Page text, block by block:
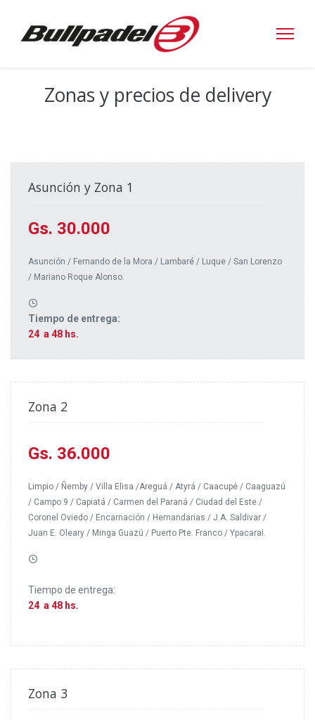
Zonas y precios de delivery
Asunción y Zona 1
Gs. 30.000
Asunción / Fernando de la Mora / Lambaré / Luque / San Lorenzo
/ Mariano Roque Alonso.
Tiempo de entrega:
24 a 48 hs.
Zona 2
Gs. 36.000
Limpio / Ñemby / Villa Elisa /Areguá / Atyrá / Caacupé / Caaguazú
/ Campo 9 / Capiatá / Carmen del Paraná / Ciudad del Este /
Coronel Oviedo / Encarnación / Hernandarias / J.A. Saldivar /
Juan E. Oleary / Minga Guazú / Puerto Pte. Franco / Ypacarai.
Tiempo de entrega:
24 a 48 hs.
Zona 3